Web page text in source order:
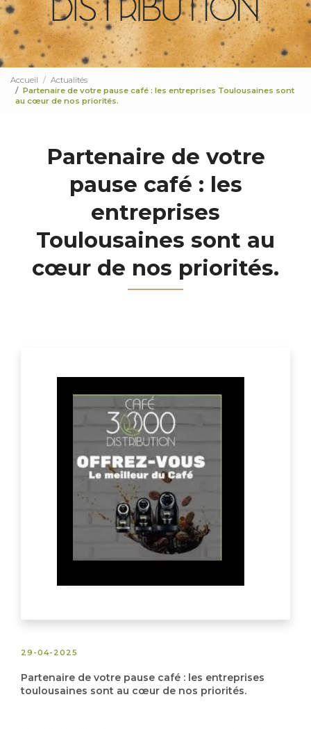
Accueil
Actualités
Partenaire de votre pause café : les entreprises Toulousaines sont
au cœur de nos priorités.
Partenaire de votre
pause café : les
entreprises
Toulousaines sont au
cœur de nos priorités.
29-04-2025
Partenaire de votre pause café : les entreprises
toulousaines sont au cœur de nos priorités.